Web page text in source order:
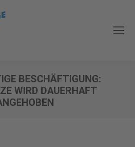
BESCHÄFTIGUNG:
WIRD DAUERHAFT